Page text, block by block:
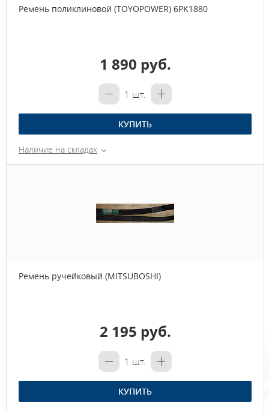
Ремень поликлиновой (TOYOPOWER) 6PK1880
1 890 руб.
1 шт.
КУПИТЬ
Наличие на складах
Ремень ручейковый (MITSUBOSHI)
2 195 руб.
1 шт.
КУПИТЬ